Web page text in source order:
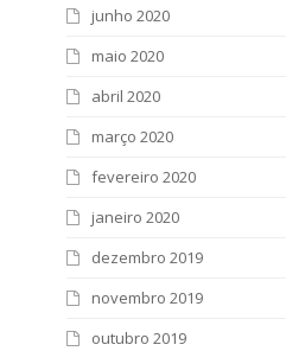
junho 2020
maio 2020
abril 2020
março 2020
fevereiro 2020
janeiro 2020
dezembro 2019
novembro 2019
outubro 2019